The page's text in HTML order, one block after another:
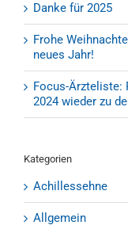
Danke für 2025
Frohe
neues Jahr!
Focus-Ärzteliste:
2024 wieder zu
Kategorien
Achillessehne
Allgemein